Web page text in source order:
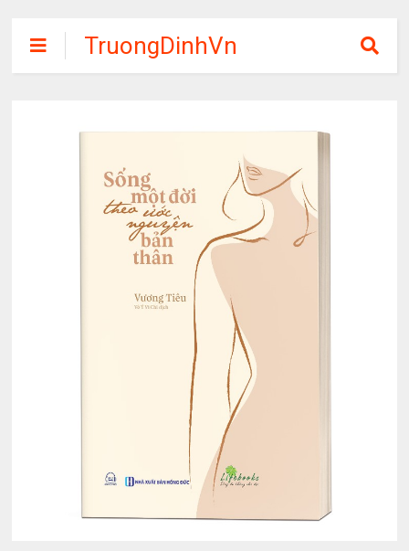
TruongDinhVn
Chia sẽ ebook,
phần mềm học